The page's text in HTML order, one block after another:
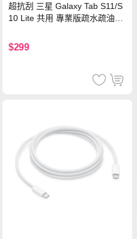
超抗刮 三星 Galaxy Tab S11/S
10 Lite 共用 專業版疏水疏油9H
$299